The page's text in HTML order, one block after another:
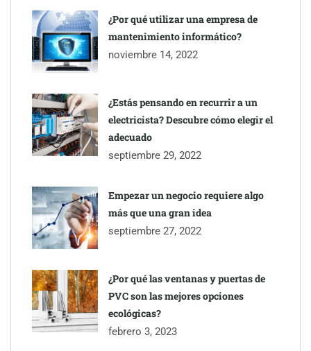
¿Por qué utilizar una empresa de
mantenimiento informático?
noviembre 14, 2022
¿Estás pensando en recurrir a un
electricista? Descubre cómo elegir el
adecuado
septiembre 29, 2022
Empezar un negocio requiere algo
más que una gran idea
septiembre 27, 2022
¿Por qué las ventanas y puertas de
PVC son las mejores opciones
ecológicas?
febrero 3, 2023